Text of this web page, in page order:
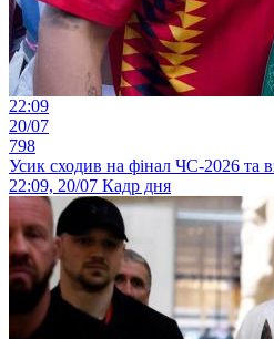
22:09
20/07
798
Усик сходив на фінал ЧС-2026 та
22:09, 20/07 Кадр дня